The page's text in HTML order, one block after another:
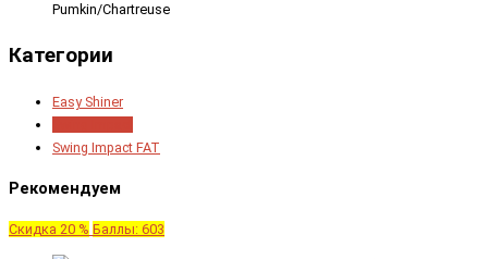
Pumkin/Chartreuse
Категории
Easy Shiner
Swing Impact FAT
Рекомендуем
Скидка 20 % Баллы: 603